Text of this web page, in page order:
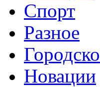
Спорт
Разное
Новации